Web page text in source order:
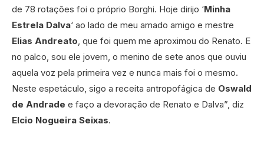
de 78 rotações foi o próprio Borghi. Hoje dirijo ‘Minha
Estrela Dalva‘ ao lado de meu amado amigo e mestre
Elias Andreato , que foi quem me aproximou do Renato. E
no palco, sou ele jovem, o menino de sete anos que ouviu
aquela voz pela primeira vez e nunca mais foi o mesmo.
Neste espetáculo, sigo a receita antropofágica de Oswald
de Andrade e faço a devoração de Renato e Dalva”, diz
Elcio Nogueira Seixas.